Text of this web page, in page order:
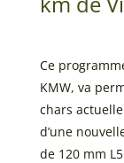
Ce
KMW, va
chars
d’une
de 120 mm